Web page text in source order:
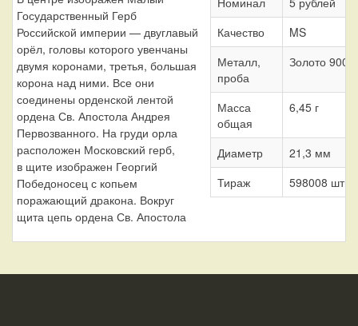
Государственный Герб
Российской империи — двуглавый
орёл, головы которого увенчаны
двумя коронами, третья, большая
корона над ними. Все они
соединены орденской лентой
ордена Св. Апостола Андрея
Первозванного. На груди орла
расположен Московский герб,
в щите изображен Георгий
Победоносец с копьем
поражающий дракона. Вокруг
щита цепь ордена Св. Апостола
Качество
MS
Металл,
проба
Золото 900
Масса
общая
6,45 г
Диаметр
21,3 мм
Тираж
598008 шт.